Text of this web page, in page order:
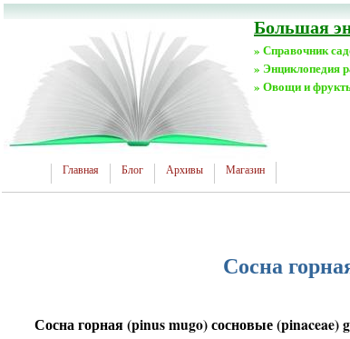
Большая
» Справочник
» Энциклопедия
» Овощи и
Главная Блог Архивы Магазин
Сосна
Сосна горная (pinus mugo) сосновые (pinaceae)